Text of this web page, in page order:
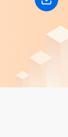
下载